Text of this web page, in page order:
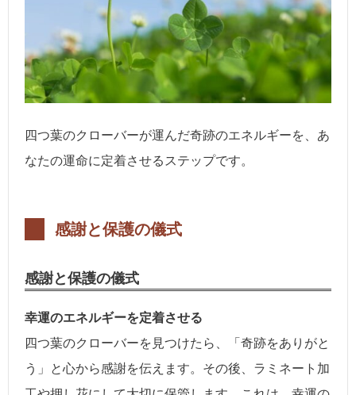
四つ葉のクローバーが運んだ奇跡のエネルギーを、あ
なたの運命に定着させるステップです。
感謝と保護の儀式
感謝と保護の儀式
幸運のエネルギーを定着させる
四つ葉のクローバーを見つけたら、「奇跡をありがと
う」と心から感謝を伝えます。その後、ラミネート加